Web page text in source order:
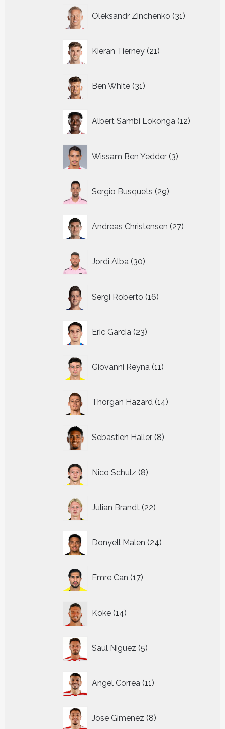
Oleksandr Zinchenko 31
producten
Kieran Tierney 21
producten
Ben White 31
producten
Albert Sambi Lokonga 12
Wissam Ben Yedder 3
producten
Sergio Busquets 29
producten
Andreas Christensen 27
producten
Jordi Alba 30
producten
Sergi Roberto 16
producten
Eric Garcia 23
producten
Giovanni Reyna 11
producten
Thorgan Hazard 14
producten
Sebastien Haller 8
producten
Nico Schulz 8
producten
Julian Brandt 22
producten
Donyell Malen 24
producten
Emre Can 17
producten
Koke 14
producten
Saul Niguez 5
producten
Angel Correa 11
producten
Jose Gimenez 8
producten